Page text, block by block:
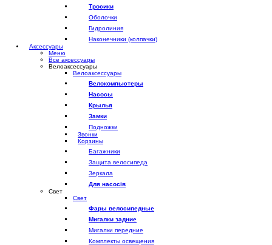
Тросики
Оболочки
Гидролиния
Наконечники (колпачки)
Аксессуары
Меню
Все аксессуары
Велоаксессуары
Велоаксессуары
Велокомпьютеры
Насосы
Крылья
Замки
Подножки
Звонки
Корзины
Багажники
Защита велосипеда
Зеркала
Для насосів
Свет
Свет
Фары велосипедные
Мигалки задние
Мигалки передние
Комплекты освещения